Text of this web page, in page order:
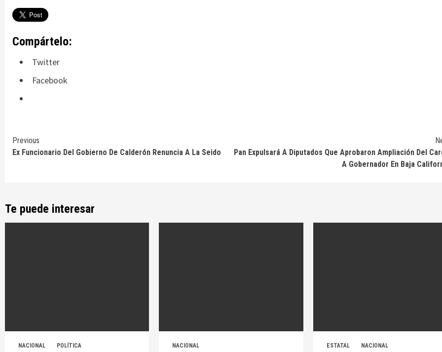
Compártelo:
Twitter
Facebook
Continue
Reading
Previous
Ex Funcionario Del Gobierno De Calderón Renuncia A La Seido
Pan Expulsará A Diputados Que Aprobaron Ampliación Del
A Gobernador En Baja
Te puede interesar
NACIONAL POLÍTICA NACIONAL ESTATAL NACIONAL